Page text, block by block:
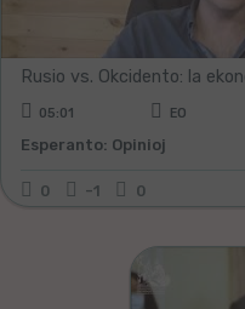
05:01 EO
Esperanto: Opinioj
0 -1 0